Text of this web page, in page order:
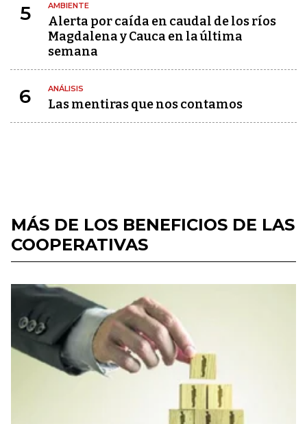
5 AMBIENTE
Alerta por caída en caudal de los ríos
Magdalena y Cauca en la última
semana
6 ANÁLISIS
Las mentiras que nos contamos
MÁS DE LOS BENEFICIOS DE LAS
COOPERATIVAS